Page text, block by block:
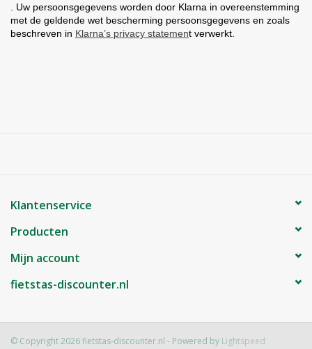
. Uw persoonsgegevens worden door Klarna in overeenstemming
met de geldende wet bescherming persoonsgegevens en zoals
beschreven in Klarna’s privacy statement verwerkt.
Klantenservice
Producten
Mijn account
fietstas-discounter.nl
© Copyright 2026 fietstas-discounter.nl - Powered by Lightspeed